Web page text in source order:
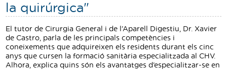
la quirúrgica"
El tutor de Cirurgia General i de l’Aparell Digestiu, Dr. Xavier
de Castro, parla de les principals competències i
coneixements que adquireixen els residents durant els cinc
anys que cursen la formació sanitària especialitzada al CHV.
Alhora, explica quins són els avantatges d’especialitzar-se en